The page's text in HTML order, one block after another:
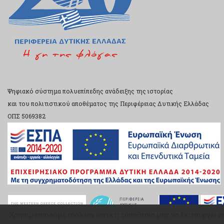
Ψηφιακό σύστημα πολυεπίπεδης ανάδειξης της ιστορίας
και του πολιτιστικού αποθέματος της Περιφέρειας Δυτικής Ελλάδας
ΟΠΣ 5069382